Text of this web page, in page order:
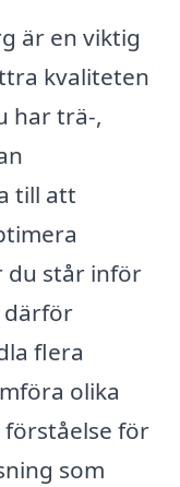
är en viktig
kvaliteten
har trä-,
till att
du står inför
därför
flera
olika
för
som